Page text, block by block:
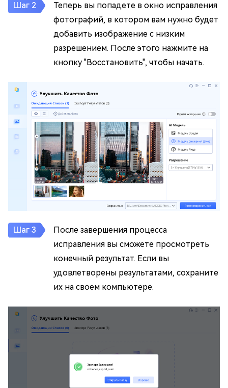
Теперь вы попадете в окно исправления
фотографий, в котором вам нужно будет
добавить изображение с низким
разрешением. После этого нажмите на
кнопку "Восстановить", чтобы начать.
После завершения процесса
исправления вы сможете просмотреть
конечный результат. Если вы
удовлетворены результатами, сохраните
их на своем компьютере.